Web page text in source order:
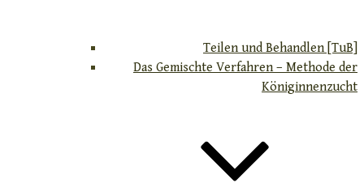
Teilen und Behandlen [TuB]
Das Gemischte Verfahren – Methode der
Königinnenzucht